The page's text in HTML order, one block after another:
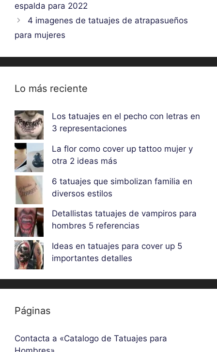
espalda para 2022
4 imagenes de tatuajes de atrapasueños
para mujeres
Lo más reciente
Los tatuajes en el pecho con letras en
3 representaciones
La flor como cover up tattoo mujer y
otra 2 ideas más
6 tatuajes que simbolizan familia en
diversos estilos
Detallistas tatuajes de vampiros para
hombres 5 referencias
Ideas en tatuajes para cover up 5
importantes detalles
Páginas
Contacta a «Catalogo de Tatuajes para